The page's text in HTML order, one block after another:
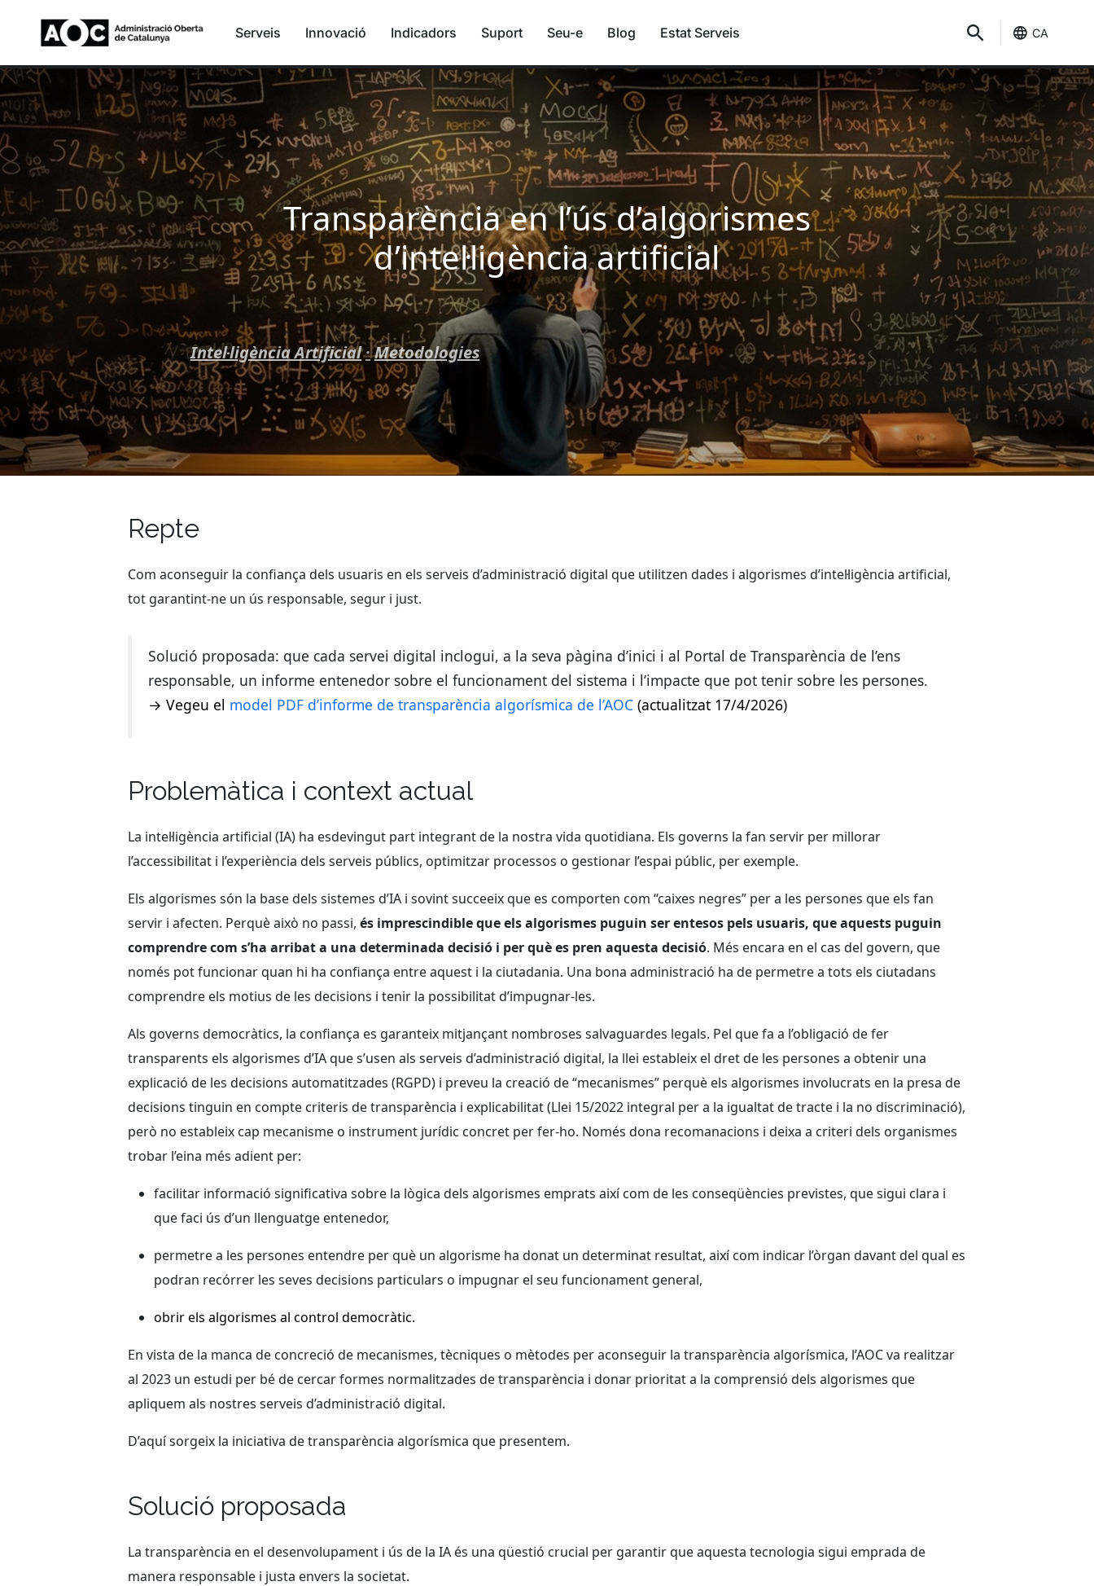
Serveis Innovació Indicadors Suport Seu-e Blog Estat Serveis CA
Transparència en l’ús d’algorismes
d’intel·ligència artificial
Intel·ligència Artificial·Metodologies
Repte
Com aconseguir la confiança dels usuaris en els serveis d’administració digital que utilitzen dades i algorismes d’intel·ligència artificial,
tot garantint-ne un ús responsable, segur i just.
Solució proposada: que cada servei digital inclogui, a la seva pàgina d’inici i al Portal de Transparència de l’ens
responsable, un informe entenedor sobre el funcionament del sistema i l’impacte que pot tenir sobre les persones.
→ Vegeu el model PDF d’informe de transparència algorísmica de l’AOC(actualitzat 17/4/2026)
Problemàtica i context actual
La intel·ligència artificial (IA) ha esdevingut part integrant de la nostra vida quotidiana. Els governs la fan servir per millorar
l’accessibilitat i l’experiència dels serveis públics, optimitzar processos o gestionar l’espai públic, per exemple.
Els algorismes són la base dels sistemes d’IA i sovint succeeix que es comporten com “caixes negres” per a les persones que els fan
servir i afecten. Perquè això no passi, és imprescindible que els algorismes puguin ser entesos pels usuaris, que aquests puguin
comprendre com s’ha arribat a una determinada decisió i per què es pren aquesta decisió. Més encara en el cas del govern, que
només pot funcionar quan hi ha confiança entre aquest i la ciutadania. Una bona administració ha de permetre a tots els ciutadans
comprendre els motius de les decisions i tenir la possibilitat d’impugnar-les.
Als governs democràtics, la confiança es garanteix mitjançant nombroses salvaguardes legals. Pel que fa a l’obligació de fer
transparents els algorismes d’IA que s’usen als serveis d’administració digital, la llei estableix el dret de les persones a obtenir una
explicació de les decisions automatitzades (RGPD) i preveu la creació de “mecanismes” perquè els algorismes involucrats en la presa de
decisions tinguin en compte criteris de transparència i explicabilitat (Llei 15/2022 integral per a la igualtat de tracte i la no discriminació),
però no estableix cap mecanisme o instrument jurídic concret per fer-ho. Només dona recomanacions i deixa a criteri dels organismes
trobar l’eina més adient per:
facilitar informació significativa sobre la lògica dels algorismes emprats així com de les conseqüències previstes, que sigui clara i
que faci ús d’un llenguatge entenedor,
permetre a les persones entendre per què un algorisme ha donat un determinat resultat, així com indicar l’òrgan davant del qual es
podran recórrer les seves decisions particulars o impugnar el seu funcionament general,
obrir els algorismes al control democràtic.
En vista de la manca de concreció de mecanismes, tècniques o mètodes per aconseguir la transparència algorísmica, l’AOC va realitzar
al 2023 un estudi per bé de cercar formes normalitzades de transparència i donar prioritat a la comprensió dels algorismes que
apliquem als nostres serveis d’administració digital.
D’aquí sorgeix la iniciativa de transparència algorísmica que presentem.
Solució proposada
La transparència en el desenvolupament i ús de la IA és una qüestió crucial per garantir que aquesta tecnologia sigui emprada de
manera responsable i justa envers la societat.